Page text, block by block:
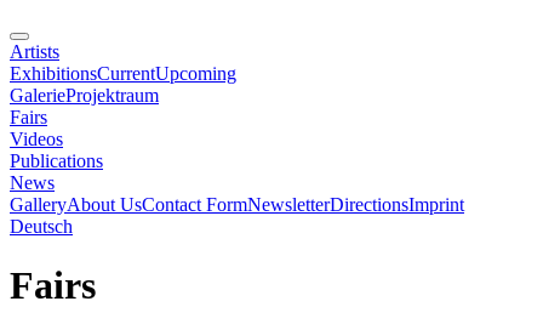
Artists
ExhibitionsCurrentUpcoming
GalerieProjektraum
Fairs
Videos
Publications
News
GalleryAbout UsContact FormNewsletterDirectionsImprint
Deutsch
Fairs